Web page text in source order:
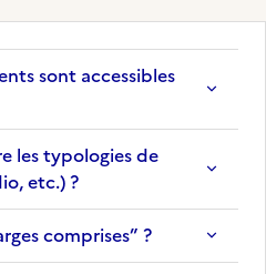
sont accessibles
les typologies de
etc.) ?
comprises” ?